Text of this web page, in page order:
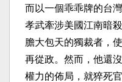
而以一個乖乖牌的台
孝武牽涉美國江南暗
膽大包天的獨裁者，
再從政。然而，他還
權力的佈局，就猝死